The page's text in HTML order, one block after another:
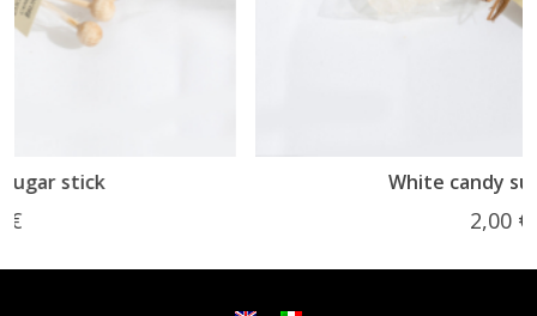
White candy sugar stick